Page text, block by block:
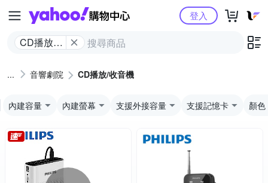
Yahoo購物中心
CD播放/
登入
音響劇院 CD播放/收音機
內建容量 內建螢幕 支援外接容量 支援記憶卡 顏色